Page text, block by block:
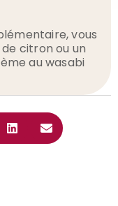
vous
citron ou un
au wasabi